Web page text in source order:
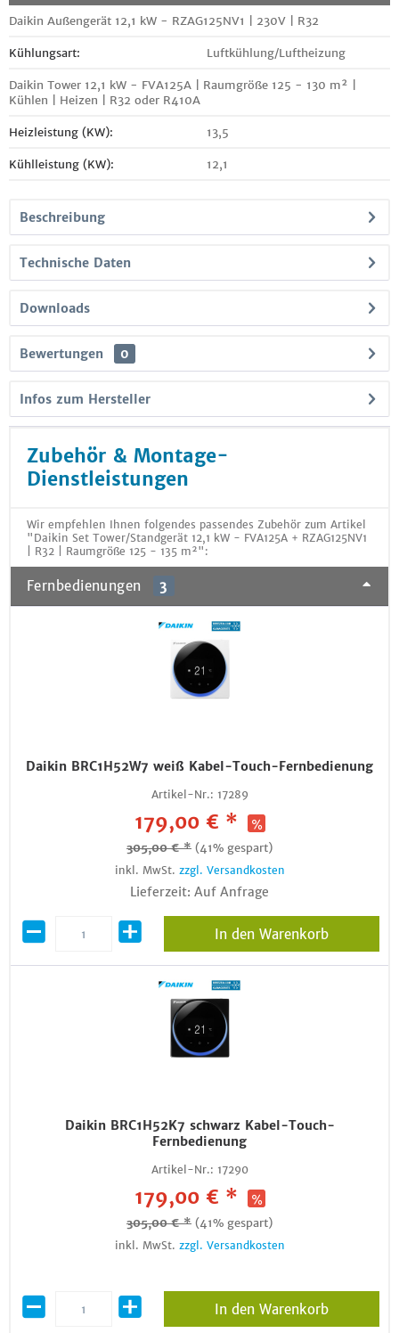
Daikin Außengerät 12,1 kW - RZAG125NV1 | 230V | R32
Kühlungsart: Luftkühlung/Luftheizung
Daikin Tower 12,1 kW - FVA125A | Raumgröße 125 - 130 m² |
Kühlen | Heizen | R32 oder R410A
Heizleistung (KW): 13,5
Kühlleistung (KW): 12,1
Beschreibung
Technische Daten
Downloads
Bewertungen 0
Infos zum Hersteller
Zubehör & Montage-
Dienstleistungen
Wir empfehlen Ihnen folgendes passendes Zubehör zum Artikel
"Daikin Set Tower/Standgerät 12,1 kW - FVA125A + RZAG125NV1
| R32 | Raumgröße 125 - 135 m²":
Fernbedienungen 3
Daikin BRC1H52W7 weiß Kabel-Touch-Fernbedienung
Artikel-Nr.: 17289
179,00 € *
305,00 € * (41% gespart)
inkl. MwSt. zzgl. Versandkosten
Lieferzeit: Auf Anfrage
In den Warenkorb
Daikin BRC1H52K7 schwarz Kabel-Touch-
Fernbedienung
Artikel-Nr.: 17290
179,00 € *
305,00 € * (41% gespart)
inkl. MwSt. zzgl. Versandkosten
In den Warenkorb